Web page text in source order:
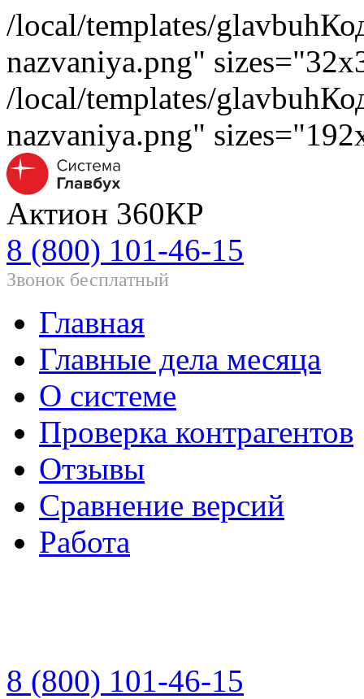
/local/templates/glavbuh
nazvaniya.png"
/local/templates/glavbuh
nazvaniya.png"
Актион 360КР
8 (800) 101-46-15
Звонок бесплатный
Главная
Главные дела месяца
О системе
Проверка контрагентов
Отзывы
Сравнение версий
Работа
8 (800) 101-46-15